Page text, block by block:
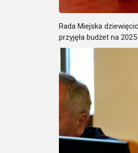
Rada Miejska
przyjęła budżet na